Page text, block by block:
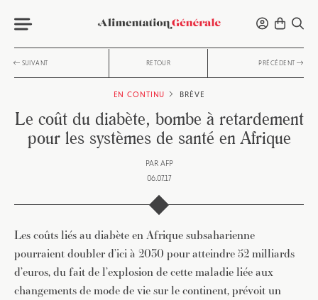
SUIVANT RETOUR PRÉCÉDENT
EN CONTINU BRÈVE
Le coût du diabète, bombe à retardement
pour les systèmes de santé en Afrique
PAR AFP
06.07.17
Les coûts liés au diabète en Afrique subsaharienne
pourraient doubler d’ici à 2030 pour atteindre 52 milliards
d’euros, du fait de l’explosion de cette maladie liée aux
changements de mode de vie sur le continent, prévoit un